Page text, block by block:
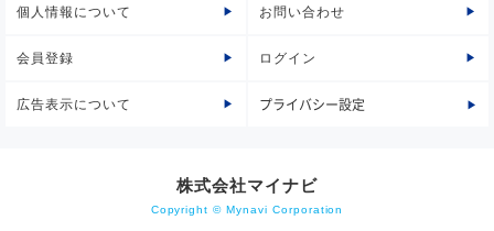
個人情報について お問い合わせ
会員登録 ログイン
広告表示について プライバシー設定
株式会社マイナビ
Copyright © Mynavi Corporation